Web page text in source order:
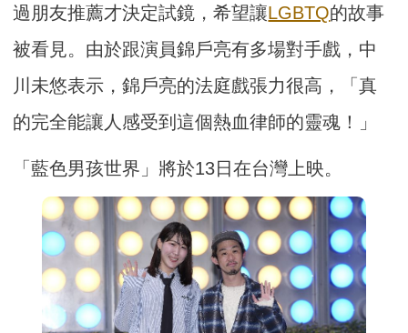
過朋友推薦才決定試鏡，希望讓LGBTQ的故事
被看見。由於跟演員錦戶亮有多場對手戲，中
川未悠表示，錦戶亮的法庭戲張力很高，「真
的完全能讓人感受到這個熱血律師的靈魂！」
「藍色男孩世界」將於13日在台灣上映。